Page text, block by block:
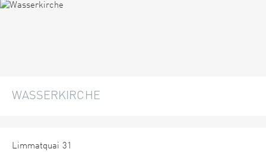
WASSERKIRCHE
Limmatquai 31